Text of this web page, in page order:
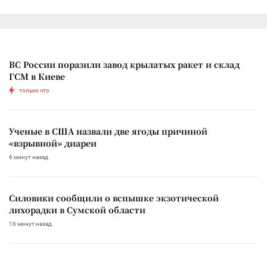
ВС России поразили завод крылатых ракет и склад
ГСМ в Киеве
только что
Ученые в США назвали две ягоды причиной
«взрывной» диареи
6 минут назад
Силовики сообщили о вспышке экзотической
лихорадки в Сумской области
16 минут назад